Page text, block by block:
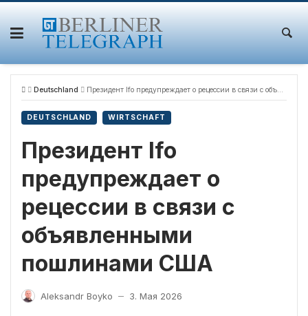
Skip
content
Deutschland Президент Ifo предупреждает о рецессии в связи с объявленными пошлинами США
DEUTSCHLAND WIRTSCHAFT
Президент Ifo
предупреждает о
рецессии в связи с
объявленными
пошлинами США
Aleksandr Boyko — 3. Мая 2026